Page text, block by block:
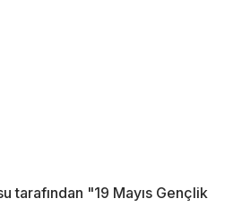
tarafından "19 Mayıs Gençlik